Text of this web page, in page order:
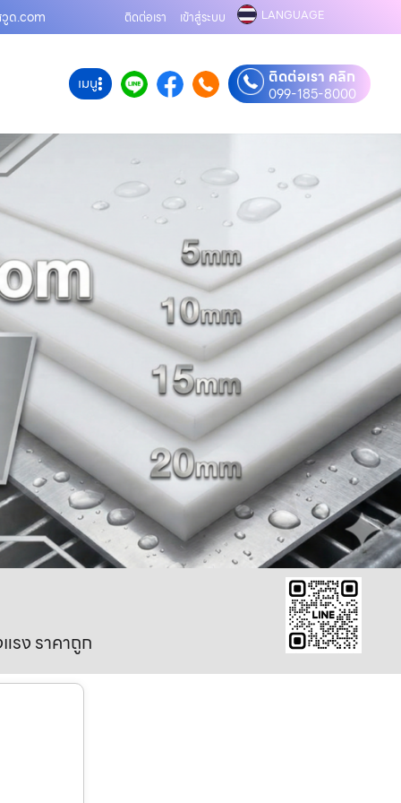
ด.com ติดต่อเรา เข้าสู่ระบบ LANGUAGE
เมนู ติดต่อเรา คลิก
099-185-8000
รง ราคาถูก